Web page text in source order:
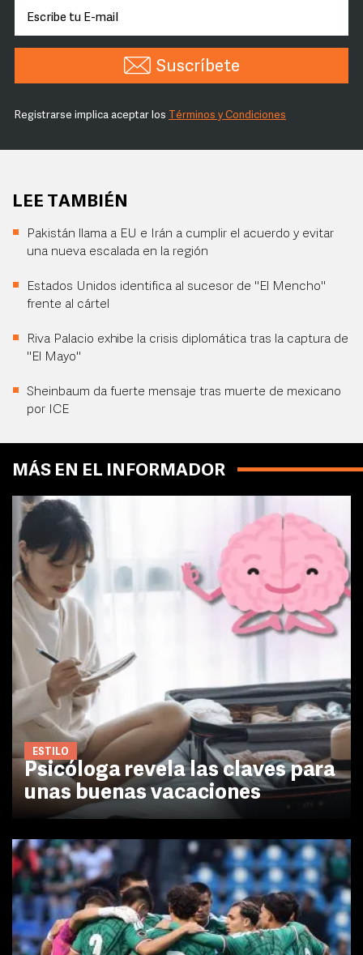
Suscríbete
Registrarse implica aceptar los Términos y Condiciones
LEE TAMBIÉN
Pakistán llama a EU e Irán a cumplir el acuerdo y evitar
una nueva escalada en la región
Estados Unidos identifica al sucesor de "El Mencho"
frente al cártel
Riva Palacio exhibe la crisis diplomática tras la captura de
"El Mayo"
Sheinbaum da fuerte mensaje tras muerte de mexicano
por ICE
MÁS EN EL INFORMADOR
ESTILO
Psicóloga revela las claves para
unas buenas vacaciones